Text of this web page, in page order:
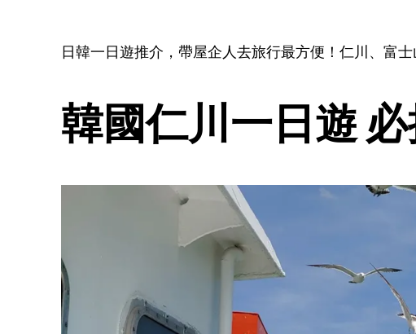
日韓一日遊推介，帶屋企人去旅行最方便！仁川、富
韓國仁川一日遊